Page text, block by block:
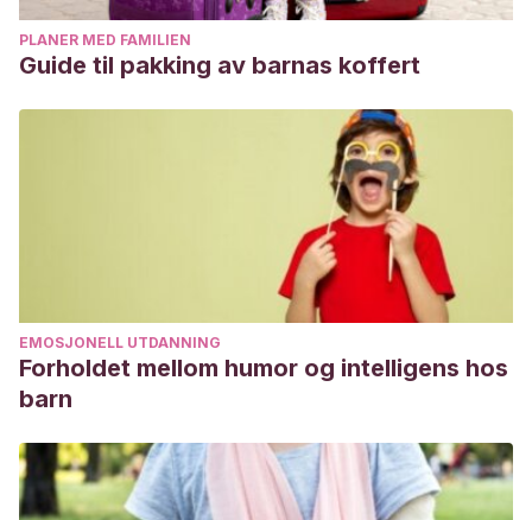
PLANER MED FAMILIEN
Guide til pakking av barnas koffert
EMOSJONELL UTDANNING
Forholdet mellom humor og intelligens hos
barn